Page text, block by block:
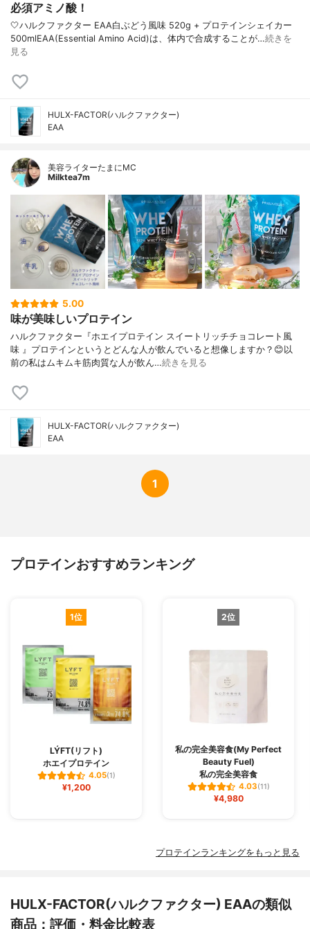
必須アミノ酸！
🤍ハルクファクター EAA白ぶどう風味 520g + プロテインシェイカー
500mlEAA(Essential Amino Acid)は、体内で合成することが…続きを
見る
HULX-FACTOR(ハルクファクター)
EAA
美容ライターたまにMC
Milktea7m
5.00
味が美味しいプロテイン
ハルクファクター『ホエイプロテイン スイートリッチチョコレート風
味 』プロテインというとどんな人が飲んでいると想像しますか？😊以
前の私はムキムキ筋肉質な人が飲ん…続きを見る
HULX-FACTOR(ハルクファクター)
EAA
1
プロテインおすすめランキング
1位
LÝFT(リフト)
ホエイプロテイン
4.05(1)
¥1,200
2位
私の完全美容食(My Perfect
Beauty Fuel)
私の完全美容食
4.03(11)
¥4,980
プロテインランキングをもっと見る
HULX-FACTOR(ハルクファクター) EAAの類似
商品：評価・料金比較表